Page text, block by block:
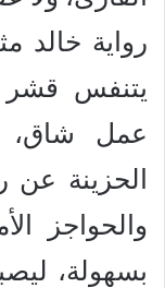
رواية خالد
يتنفس قشر
عمل شاق،
الحزينة
والحواجز
بسهولة،